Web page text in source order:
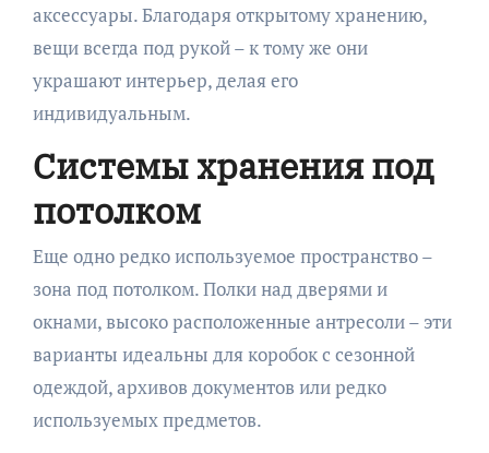
аксессуары. Благодаря открытому хранению,
вещи всегда под рукой – к тому же они
украшают интерьер, делая его
индивидуальным.
Системы хранения под
потолком
Еще одно редко используемое пространство –
зона под потолком. Полки над дверями и
окнами, высоко расположенные антресоли – эти
варианты идеальны для коробок с сезонной
одеждой, архивов документов или редко
используемых предметов.